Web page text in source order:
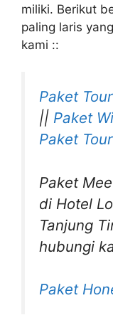
miliki. Berikut
paling laris
kami ::
Paket
|| Paket
Paket
Paket
di Hotel
Tanjung
hubungi
Paket